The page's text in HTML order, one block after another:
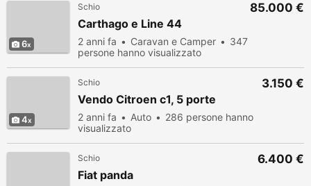
6
Schio
Carthago e Line 44
2 anni fa Caravan e Camper
347
persone hanno visualizzato
85.000 €
4
Schio
Vendo Citroen c1, 5 porte
2 anni fa Auto
286 persone hanno
visualizzato
3.150 €
Schio
Fiat panda
6.400 €